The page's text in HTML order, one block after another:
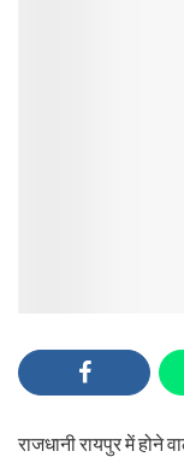
राजधानी रायपुर में